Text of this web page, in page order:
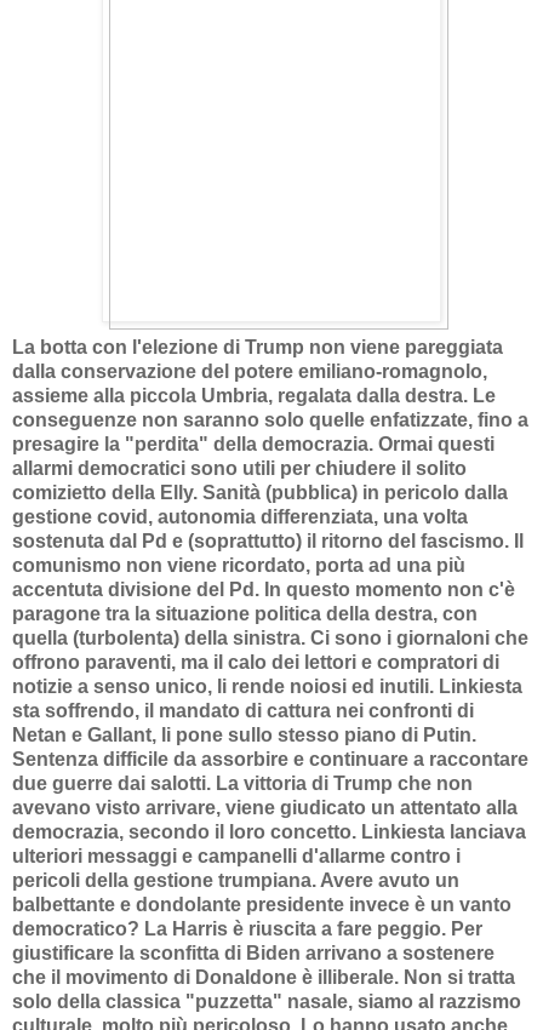
La botta con l'elezione di Trump non viene pareggiata
dalla conservazione del potere emiliano-romagnolo,
assieme alla piccola Umbria, regalata dalla destra. Le
conseguenze non saranno solo quelle enfatizzate, fino a
presagire la "perdita" della democrazia. Ormai questi
allarmi democratici sono utili per chiudere il solito
comizietto della Elly. Sanità (pubblica) in pericolo dalla
gestione covid, autonomia differenziata, una volta
sostenuta dal Pd e (soprattutto) il ritorno del fascismo. Il
comunismo non viene ricordato, porta ad una più
accentuta divisione del Pd. In questo momento non c'è
paragone tra la situazione politica della destra, con
quella (turbolenta) della sinistra. Ci sono i giornaloni che
offrono paraventi, ma il calo dei lettori e compratori di
notizie a senso unico, li rende noiosi ed inutili. Linkiesta
sta soffrendo, il mandato di cattura nei confronti di
Netan e Gallant, li pone sullo stesso piano di Putin.
Sentenza difficile da assorbire e continuare a raccontare
due guerre dai salotti. La vittoria di Trump che non
avevano visto arrivare, viene giudicato un attentato alla
democrazia, secondo il loro concetto. Linkiesta lanciava
ulteriori messaggi e campanelli d'allarme contro i
pericoli della gestione trumpiana. Avere avuto un
balbettante e dondolante presidente invece è un vanto
democratico? La Harris è riuscita a fare peggio. Per
giustificare la sconfitta di Biden arrivano a sostenere
che il movimento di Donaldone è illiberale. Non si tratta
solo della classica "puzzetta" nasale, siamo al razzismo
culturale. molto più pericoloso. Lo hanno usato anche